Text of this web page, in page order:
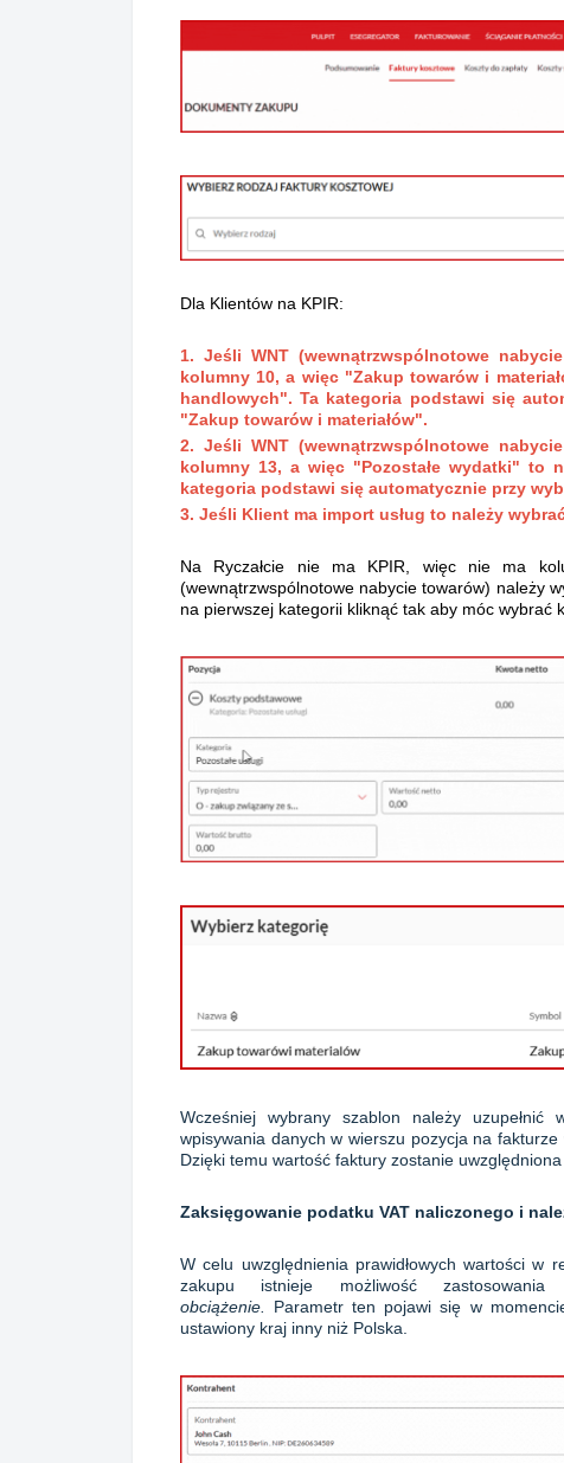
Dla Klientów na KPIR:
1. Jeśli WNT (wewnątrzwspólnotowe
kolumny 10, a więc "Zakup towarów i
handlowych". Ta kategoria podstawi się
"Zakup towarów i materiałów".
2. Jeśli WNT (wewnątrzwspólnotowe
kolumny 13, a więc "Pozostałe wydatki" to
kategoria podstawi się automatycznie przy
3. Jeśli Klient ma import usług to należy
Na Ryczałcie nie ma KPIR, więc nie ma
(wewnątrzwspólnotowe nabycie towarów) należy
na pierwszej kategorii kliknąć tak aby móc wybrać
Wcześniej wybrany szablon należy uzupełnić
wpisywania danych w wierszu pozycja na
Dzięki temu wartość faktury zostanie uwzględniona
Zaksięgowanie podatku VAT naliczonego i
W celu uwzględnienia prawidłowych wartości w
zakupu istnieje możliwość
obciążenie. Parametr ten pojawi się w
ustawiony kraj inny niż Polska.